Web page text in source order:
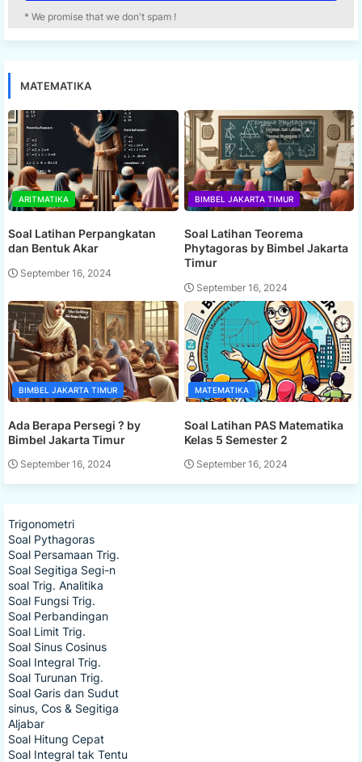
* We promise that we don't spam !
MATEMATIKA
ARITMATIKA
Soal Latihan Perpangkatan
dan Bentuk Akar
September 16, 2024
BIMBEL JAKARTA TIMUR
Soal Latihan Teorema
Phytagoras by Bimbel Jakarta
Timur
September 16, 2024
BIMBEL JAKARTA TIMUR
Ada Berapa Persegi ? by
Bimbel Jakarta Timur
September 16, 2024
MATEMATIKA
Soal Latihan PAS Matematika
Kelas 5 Semester 2
September 16, 2024
Trigonometri
Soal Pythagoras
Soal Persamaan Trig.
Soal Segitiga Segi-n
soal Trig. Analitika
Soal Fungsi Trig.
Soal Perbandingan
Soal Limit Trig.
Soal Sinus Cosinus
Soal Integral Trig.
Soal Turunan Trig.
Soal Garis dan Sudut
sinus, Cos & Segitiga
Aljabar
Soal Hitung Cepat
Soal Integral tak Tentu